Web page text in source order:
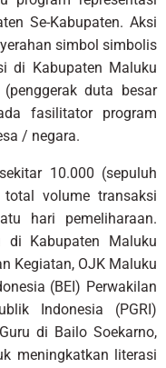
Se-Kabupaten. Aksi
simbol simbolis
di Kabupaten Maluku
duta besar
fasilitator program
/ negara.
10.000 (sepuluh
volume transaksi
hari pemeliharaan.
di Kabupaten Maluku
Kegiatan, OJK Maluku
(BEI) Perwakilan
Indonesia (PGRI)
di Bailo Soekarno,
meningkatkan literasi